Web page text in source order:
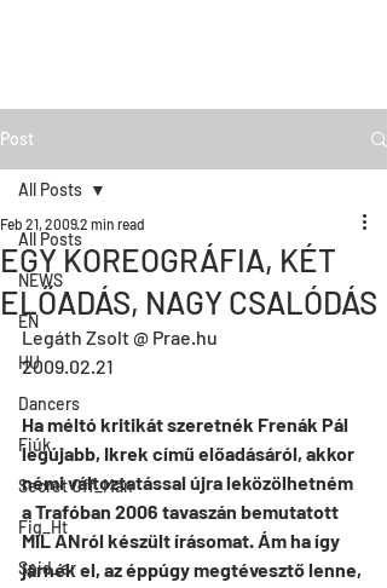
Post
All Posts
NEWS
EN
HU
Dancers
Fiúk
Secret Off_Man
Fig_Ht
Spid_er
All Posts
EGY KOREOGRÁFIA, KÉT
ELŐADÁS, NAGY CSALÓDÁS
Feb 21, 20092 min read
Legáth Zsolt @ Prae.hu
2009.02.21
Ha méltó kritikát szeretnék Frenák Pál
legújabb, Ikrek című előadásáról, akkor
némi változtatással újra leközölhetném
a Trafóban 2006 tavaszán bemutatott
MIL ANról készült írásomat. Ám ha így
járnék el, az éppúgy megtévesztő lenne,